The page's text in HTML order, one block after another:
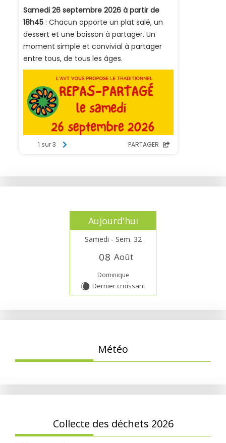
Aujourd'hui
Samedi - Sem. 32
08 Août
Dominique
W Dernier croissant
Météo
Collecte des déchets 2026